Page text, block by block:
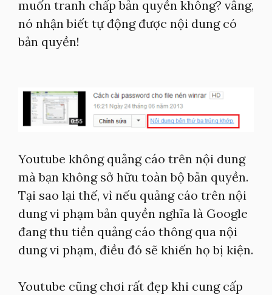
muốn tranh chấp bản quyền không? vâng,
nó nhận biết tự động được nội dung có
bản quyền!
Youtube không quảng cáo trên nội dung
mà bạn không sở hữu toàn bộ bản quyền.
Tại sao lại thế, vì nếu quảng cáo trên nội
dung vi phạm bản quyền nghĩa là Google
đang thu tiền quảng cáo thông qua nội
dung vi phạm, điều đó sẽ khiến họ bị kiện.
Youtube cũng chơi rất đẹp khi cung cấp